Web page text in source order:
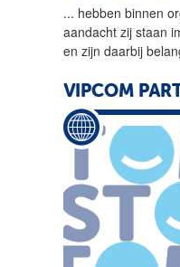
... hebben binnen
aandacht zij staan
en zijn daarbij
VIPCOM